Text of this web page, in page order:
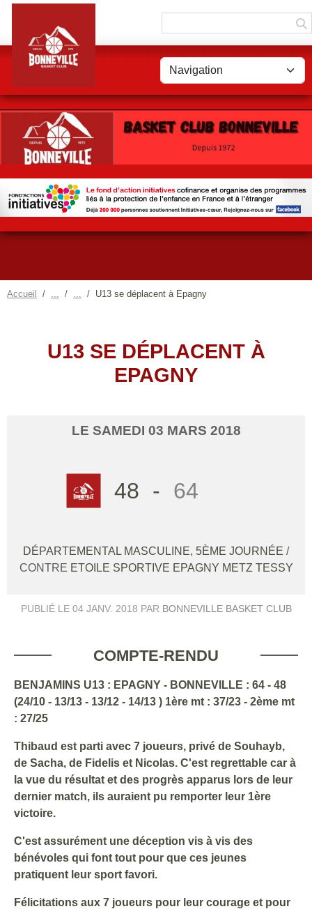
Accueil U13 se déplacent à Epagny
U13 SE DÉPLACENT À
EPAGNY
LE SAMEDI 03 MARS 2018
48 - 64
DÉPARTEMENTAL MASCULINE, 5ÈME JOURNÉE /
CONTRE ETOILE SPORTIVE EPAGNY METZ TESSY
PUBLIÉ LE 04 JANV. 2018 PAR BONNEVILLE BASKET CLUB
COMPTE-RENDU
BENJAMINS U13 : EPAGNY - BONNEVILLE : 64 - 48
(24/10 - 13/13 - 13/12 - 14/13 ) 1ère mt : 37/23 - 2ème mt
: 27/25
Thibaud est parti avec 7 joueurs, privé de Souhayb,
de Sacha, de Fidelis et Nicolas. C'est regrettable car à
la vue du résultat et des progrès apparus lors de leur
dernier match, ils auraient pu remporter leur 1ère
victoire.
C'est assurément une déception vis à vis des
bénévoles qui font tout pour que ces jeunes
pratiquent leur sport favori.
Félicitations aux 7 joueurs pour leur courage et pour